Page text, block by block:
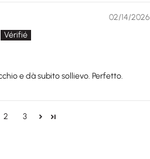
02/14/2026
e dà subito sollievo. Perfetto.
2 3